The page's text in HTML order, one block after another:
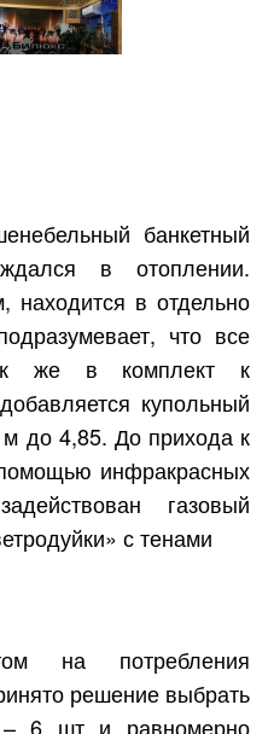
банкетный
в отоплении.
в отдельно
что все
же в комплект к
купольный
до 4,85. До прихода к
инфракрасных
газовый
с тенами
на потребления
решение выбрать
6 шт и равномерно